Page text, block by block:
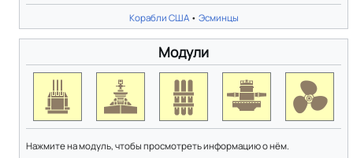
Корабли США• Эсминцы
Модули
Нажмите на модуль, чтобы просмотреть информацию о нём.